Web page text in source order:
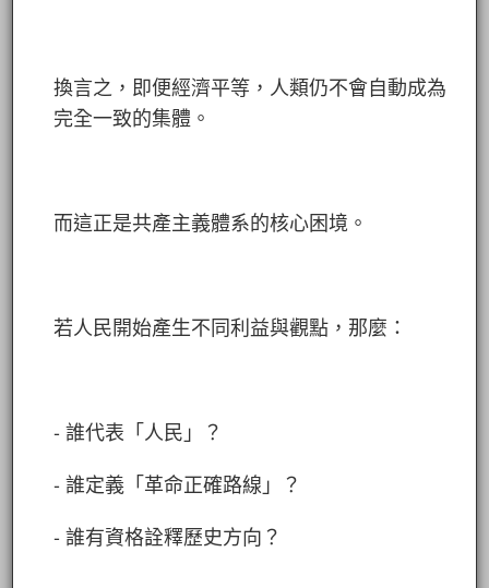
換言之，即便經濟平等，人類仍不會自動成為
完全一致的集體。
而這正是共產主義體系的核心困境。
若人民開始產生不同利益與觀點，那麼：
- 誰代表「人民」？
- 誰定義「革命正確路線」？
- 誰有資格詮釋歷史方向？